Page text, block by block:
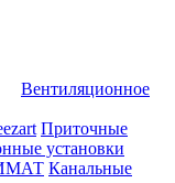
Вентиляционное
Приточные
установки
Канальные